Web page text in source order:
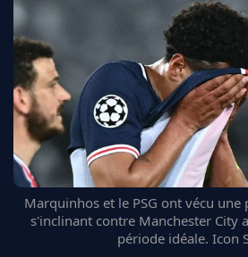
EDF
PSG
LIGUE 1
REAL MADRID
FC BARCELONE
MANCHESTER UNITED
CHELSEA
ARSENAL
BAYERN
L'AVIS DE LA RÉDAC'
Marquinhos et le PSG ont vécu
s'inclinant contre Manchester City
période idéale. Icon